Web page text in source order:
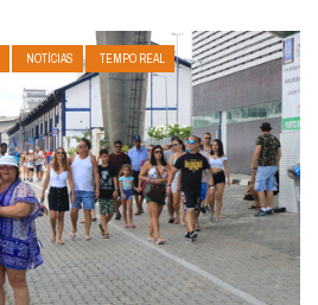
NOTÍCIAS TEMPO REAL